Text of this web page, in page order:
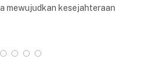
mewujudkan kesejahteraan